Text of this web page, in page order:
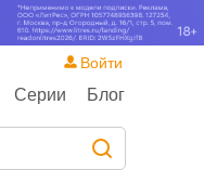
Серии Блог
Войти